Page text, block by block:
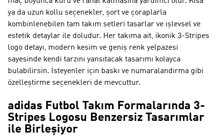
ya da uzun kollu seçenekler, şort ve çoraplarla
kombinlenebilen tam takım setleri tasarlar ve işlevsel ve
estetik detaylar ile doludur. Her takıma ait, ikonik 3-Stripes
logo detayı, modern kesim ve geniş renk yelpazesi
sayesinde kendi tarzını yansıtacak tasarımı kolayca
bulabilirsin. İsteyenler için baskı ve numaralandırma gibi
özelleştirme seçenekleri de mevcuttur.
adidas Futbol Takım Formalarında 3-
Stripes Logosu Benzersiz Tasarımlar
ile Birleşiyor